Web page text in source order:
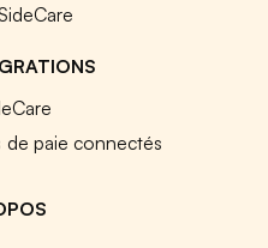
de paie connectés